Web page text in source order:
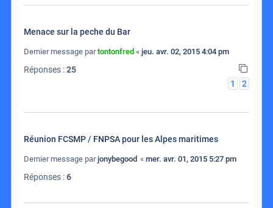
Menace sur la peche du Bar
Dernier message partontonfred « jeu. avr. 02, 2015 4:04 pm
Réponses :25
1
2
Réunion FCSMP / FNPSA pour les Alpes maritimes
Dernier message parjonybegood « mer. avr. 01, 2015 5:27 pm
Réponses :6